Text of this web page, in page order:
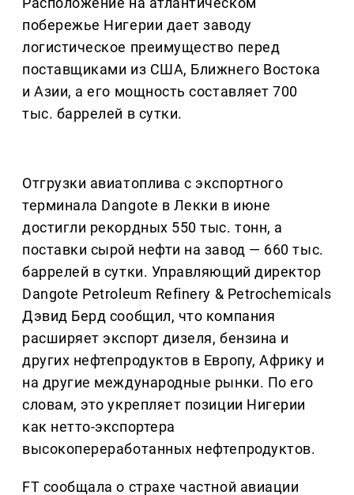
побережье Нигерии дает заводу
логистическое преимущество перед
поставщиками из США, Ближнего Востока
и Азии, а его мощность составляет 700
тыс. баррелей в сутки.
Отгрузки авиатоплива с экспортного
терминала Dangote в Лекки в июне
достигли рекордных 550 тыс. тонн, а
поставки сырой нефти на завод — 660 тыс.
баррелей в сутки. Управляющий директор
Dangote Petroleum Refinery & Petrochemicals
Дэвид Берд сообщил, что компания
расширяет экспорт дизеля, бензина и
других нефтепродуктов в Европу, Африку и
на другие международные рынки. По его
словам, это укрепляет позиции Нигерии
как нетто-экспортера
высокопереработанных нефтепродуктов.
FT сообщала о страхе частной авиации